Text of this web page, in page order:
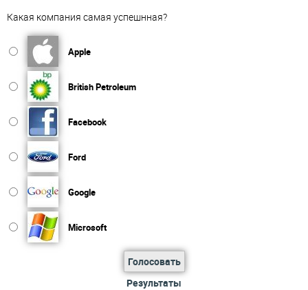
Какая компания самая успешнная?
Apple
British Petroleum
Facebook
Ford
Google
Microsoft
Голосовать
Результаты